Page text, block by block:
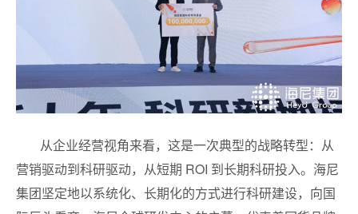
从企业经营视角来看，这是一次典型的战略转型：从
营销驱动到科研驱动，从短期 ROI 到长期科研投入。海尼
集团坚定地以系统化、长期化的方式进行科研建设，向国